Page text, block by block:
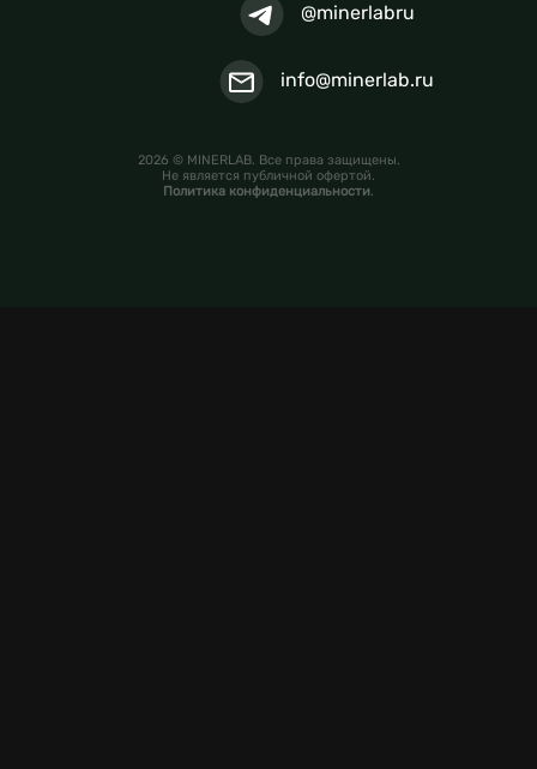
@minerlabru
info@minerlab.ru
2026 © MINERLAB. Все права защищены.
Не является публичной офертой.
Политика конфиденциальности.